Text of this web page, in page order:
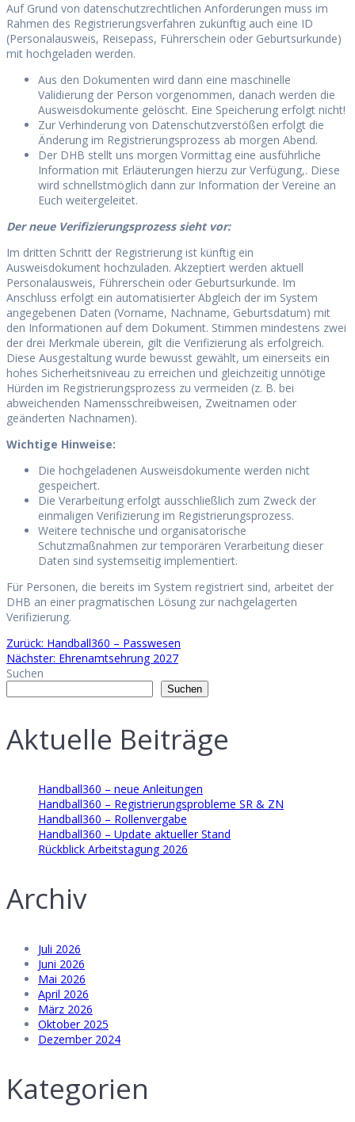
Auf Grund von datenschutzrechtlichen Anforderungen muss im
Rahmen des Registrierungsverfahren zukünftig auch eine ID
(Personalausweis, Reisepass, Führerschein oder Geburtsurkunde)
mit hochgeladen werden.
Aus den Dokumenten wird dann eine maschinelle
Validierung der Person vorgenommen, danach werden die
Ausweisdokumente gelöscht. Eine Speicherung erfolgt nicht!
Zur Verhinderung von Datenschutzverstößen erfolgt die
Änderung im Registrierungsprozess ab morgen Abend.
Der DHB stellt uns morgen Vormittag eine ausführliche
Information mit Erläuterungen hierzu zur Verfügung,. Diese
wird schnellstmöglich dann zur Information der Vereine an
Euch weitergeleitet.
Der neue Verifizierungsprozess sieht vor:
Im dritten Schritt der Registrierung ist künftig ein
Ausweisdokument hochzuladen. Akzeptiert werden aktuell
Personalausweis, Führerschein oder Geburtsurkunde. Im
Anschluss erfolgt ein automatisierter Abgleich der im System
angegebenen Daten (Vorname, Nachname, Geburtsdatum) mit
den Informationen auf dem Dokument. Stimmen mindestens zwei
der drei Merkmale überein, gilt die Verifizierung als erfolgreich.
Diese Ausgestaltung wurde bewusst gewählt, um einerseits ein
hohes Sicherheitsniveau zu erreichen und gleichzeitig unnötige
Hürden im Registrierungsprozess zu vermeiden (z. B. bei
abweichenden Namensschreibweisen, Zweitnamen oder
geänderten Nachnamen).
Wichtige Hinweise:
Die hochgeladenen Ausweisdokumente werden nicht
gespeichert.
Die Verarbeitung erfolgt ausschließlich zum Zweck der
einmaligen Verifizierung im Registrierungsprozess.
Weitere technische und organisatorische
Schutzmaßnahmen zur temporären Verarbeitung dieser
Daten sind systemseitig implementiert.
Für Personen, die bereits im System registriert sind, arbeitet der
DHB an einer pragmatischen Lösung zur nachgelagerten
Verifizierung.
Beitragsnavigation
Zurück: Vorheriger
Beitrag:
Handball360 – Passwesen
Nächster: Nächster
Ehrenamtsehrung 2027
Suchen
Suchen
Aktuelle Beiträge
Handball360 – neue Anleitungen
Handball360 – Registrierungsprobleme SR & ZN
Handball360 – Rollenvergabe
Handball360 – Update aktueller Stand
Rückblick Arbeitstagung 2026
Archiv
Juli 2026
Juni 2026
Mai 2026
April 2026
März 2026
Oktober 2025
Dezember 2024
Kategorien